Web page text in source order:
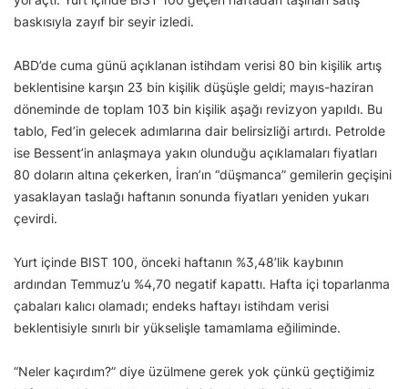
baskısıyla zayıf bir seyir izledi.
ABD’de cuma günü açıklanan istihdam verisi 80 bin kişilik artış
beklentisine karşın 23 bin kişilik düşüşle geldi; mayıs-haziran
döneminde de toplam 103 bin kişilik aşağı revizyon yapıldı. Bu
tablo, Fed’in gelecek adımlarına dair belirsizliği artırdı. Petrolde
ise Bessent’in anlaşmaya yakın olunduğu açıklamaları fiyatları
80 doların altına çekerken, İran’ın “düşmanca” gemilerin geçişini
yasaklayan taslağı haftanın sonunda fiyatları yeniden yukarı
çevirdi.
Yurt içinde BIST 100, önceki haftanın %3,48’lik kaybının
ardından Temmuz’u %4,70 negatif kapattı. Hafta içi toparlanma
çabaları kalıcı olamadı; endeks haftayı istihdam verisi
beklentisiyle sınırlı bir yükselişle tamamlama eğiliminde.
“Neler kaçırdım?” diye üzülmene gerek yok çünkü geçtiğimiz